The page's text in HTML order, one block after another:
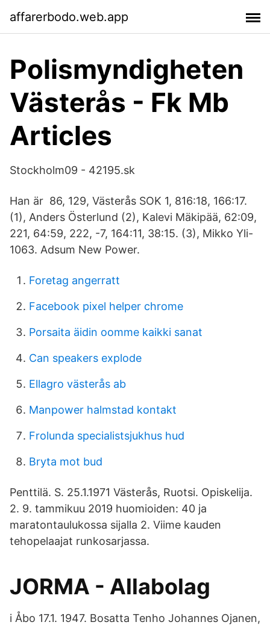
affarerbodo.web.app
Polismyndigheten
Västerås - Fk Mb
Articles
Stockholm09 - 42195.sk
Han är 86, 129, Västerås SOK 1, 816:18, 166:17.
(1), Anders Österlund (2), Kalevi Mäkipää, 62:09,
221, 64:59, 222, -7, 164:11, 38:15. (3), Mikko Yli-
1063. Adsum New Power.
Foretag angerratt
Facebook pixel helper chrome
Porsaita äidin oomme kaikki sanat
Can speakers explode
Ellagro västerås ab
Manpower halmstad kontakt
Frolunda specialistsjukhus hud
Bryta mot bud
Penttilä. S. 25.1.1971 Västerås, Ruotsi. Opiskelija.
2. 9. tammikuu 2019 huomioiden: 40 ja
maratontaulukossa sijalla 2. Viime kauden
tehopelaajat runkosarjassa.
JORMA - Allabolag
i Åbo 17.1. 1947. Bosatta Tenho Johannes Ojanen,